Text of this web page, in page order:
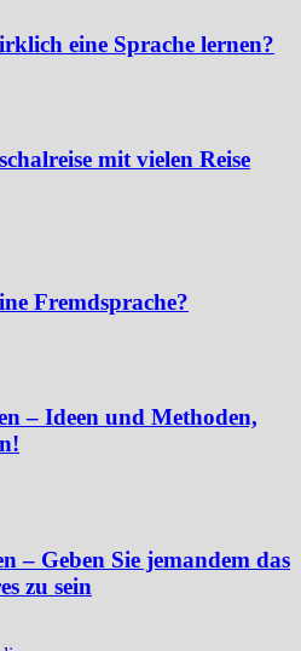
eine Sprache lernen?
mit vielen Reise
Fremdsprache?
– Ideen und Methoden,
– Geben Sie jemandem das
zu sein